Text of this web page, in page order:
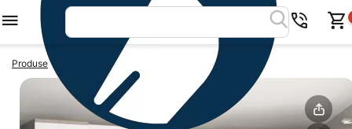
Produse Dormitor AMBRO 5, Oak, Alb